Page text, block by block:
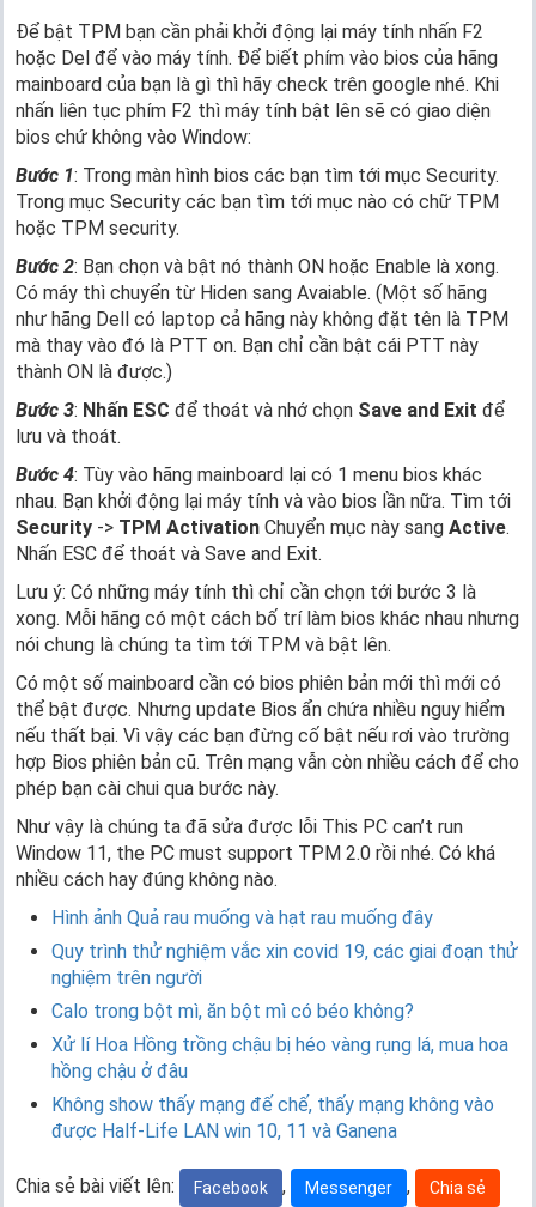
Để bật TPM bạn cần phải khởi động lại máy tính nhấn F2
hoặc Del để vào máy tính. Để biết phím vào bios của hãng
mainboard của bạn là gì thì hãy check trên google nhé. Khi
nhấn liên tục phím F2 thì máy tính bật lên sẽ có giao diện
bios chứ không vào Window:
Bước 1: Trong màn hình bios các bạn tìm tới mục Security.
Trong mục Security các bạn tìm tới mục nào có chữ TPM
hoặc TPM security.
Bước 2: Bạn chọn và bật nó thành ON hoặc Enable là xong.
Có máy thì chuyển từ Hiden sang Avaiable. (Một số hãng
như hãng Dell có laptop cả hãng này không đặt tên là TPM
mà thay vào đó là PTT on. Bạn chỉ cần bật cái PTT này
thành ON là được.)
Bước 3: Nhấn ESC để thoát và nhớ chọn Save and Exit để
lưu và thoát.
Bước 4: Tùy vào hãng mainboard lại có 1 menu bios khác
nhau. Bạn khởi động lại máy tính và vào bios lần nữa. Tìm tới
Security -> TPM Activation Chuyển mục này sang Active.
Nhấn ESC để thoát và Save and Exit.
Lưu ý: Có những máy tính thì chỉ cần chọn tới bước 3 là
xong. Mỗi hãng có một cách bố trí làm bios khác nhau nhưng
nói chung là chúng ta tìm tới TPM và bật lên.
Có một số mainboard cần có bios phiên bản mới thì mới có
thể bật được. Nhưng update Bios ẩn chứa nhiều nguy hiểm
nếu thất bại. Vì vậy các bạn đừng cố bật nếu rơi vào trường
hợp Bios phiên bản cũ. Trên mạng vẫn còn nhiều cách để cho
phép bạn cài chui qua bước này.
Như vậy là chúng ta đã sửa được lỗi This PC can’t run
Window 11, the PC must support TPM 2.0 rồi nhé. Có khá
nhiều cách hay đúng không nào.
Hình ảnh Quả rau muống và hạt rau muống đây
Quy trình thử nghiệm vắc xin covid 19, các giai đoạn thử
nghiệm trên người
Calo trong bột mì, ăn bột mì có béo không?
Xử lí Hoa Hồng trồng chậu bị héo vàng rụng lá, mua hoa
hồng chậu ở đâu
Không show thấy mạng đế chế, thấy mạng không vào
được Half-Life LAN win 10, 11 và Ganena
Chia sẻ bài viết lên: Facebook , Messenger , Chia sẻ